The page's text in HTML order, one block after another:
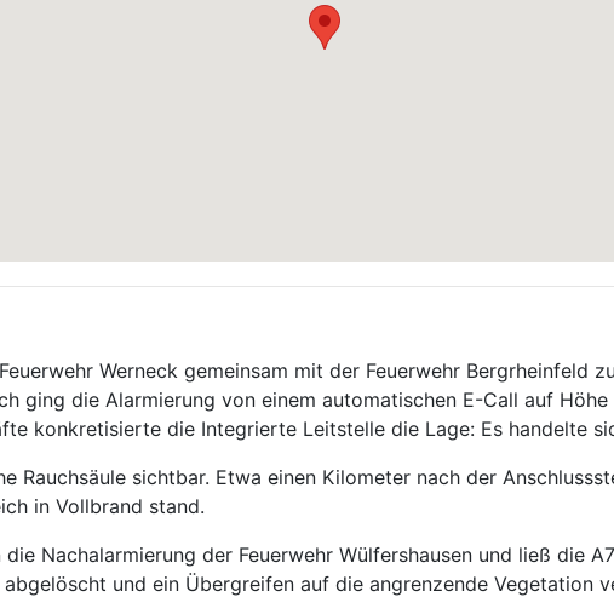
Werneck gemeinsam mit der Feuerwehr Bergrheinfeld
ging die Alarmierung von einem automatischen E-Call auf
konkretisierte die Integrierte Leitstelle die Lage: Es handelte
Rauchsäule sichtbar. Etwa einen Kilometer nach der
in Vollbrand stand.
Nachalarmierung der Feuerwehr Wülfershausen und ließ die
und ein Übergreifen auf die angrenzende Vegetation